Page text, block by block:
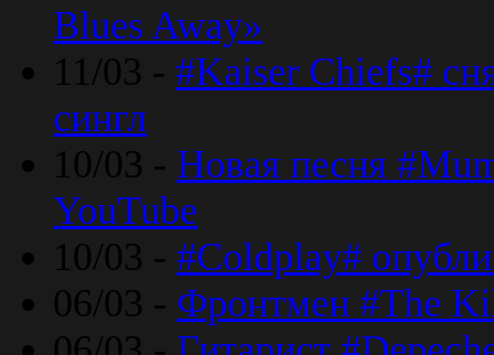
Blues Away»
11/03 - #Kaiser Chiefs#
сингл
10/03 - Новая песня
YouTube
10/03 - #Coldplay#
06/03 - Фронтмен #The